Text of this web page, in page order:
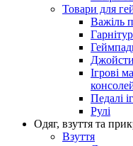
Товари для
Важіль
Ігрові
Педалі
Рулі
Одяг, взуття та
Взуття